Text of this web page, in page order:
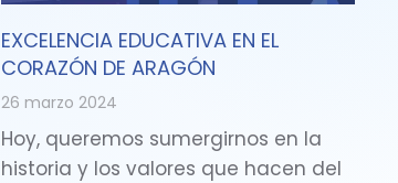
EXCELENCIA EDUCATIVA EN EL
CORAZÓN DE ARAGÓN
26 marzo 2024
Hoy, queremos sumergirnos en la
historia y los valores que hacen del